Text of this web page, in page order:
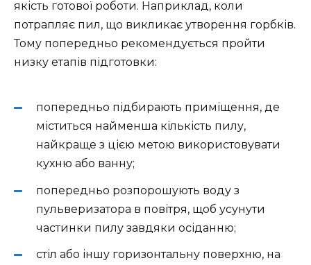
якість готової роботи. Наприклад, коли
потрапляє пил, що викликає утворення горбків.
Тому попередньо рекомендується пройти
низку етапів підготовки:
попередньо підбирають приміщення, де
міститься найменша кількість пилу,
найкраще з цією метою використовувати
кухню або ванну;
попередньо розпорошують воду з
пульверизатора в повітря, щоб усунути
частинки пилу завдяки осіданню;
стіл або іншу горизонтальну поверхню, на